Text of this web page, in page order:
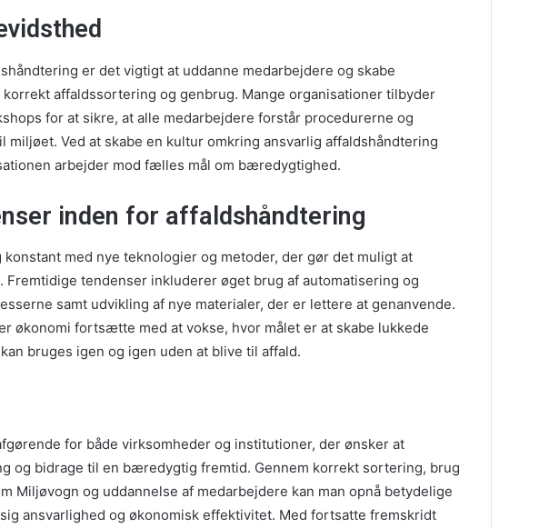
er det vigtigt at uddanne medarbejdere og skabe
affaldssortering og genbrug. Mange organisationer tilbyder
for at sikre, at alle medarbejdere forstår procedurerne og
miljøet. Ved at skabe en kultur omkring ansvarlig affaldshåndtering
arbejder mod fælles mål om bæredygtighed.
inden for affaldshåndtering
med nye teknologier og metoder, der gør det muligt at
Fremtidige tendenser inkluderer øget brug af automatisering og
samt udvikling af nye materialer, der er lettere at genanvende.
økonomi fortsætte med at vokse, hvor målet er at skabe lukkede
bruges igen og igen uden at blive til affald.
for både virksomheder og institutioner, der ønsker at
og bidrage til en bæredygtig fremtid. Gennem korrekt sortering, brug
Miljøvogn og uddannelse af medarbejdere kan man opnå betydelige
ansvarlighed og økonomisk effektivitet. Med fortsatte fremskridt